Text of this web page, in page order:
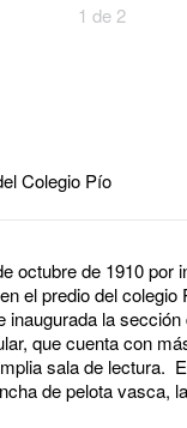
1 de 2
Colegio Pío
octubre de 1910 por
el predio del colegio
inaugurada la
que cuenta con
sala de lectura.
de pelota vasca,